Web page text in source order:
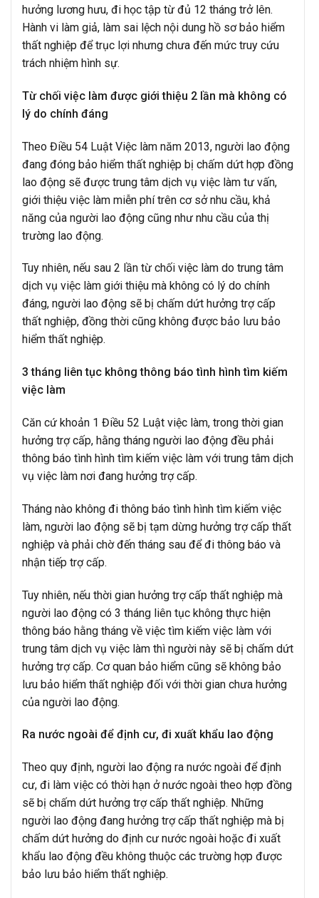
hưởng lương hưu, đi học tập từ đủ 12 tháng trở lên.
Hành vi làm giả, làm sai lệch nội dung hồ sơ bảo hiểm
thất nghiệp để trục lợi nhưng chưa đến mức truy cứu
trách nhiệm hình sự.
Từ chối việc làm được giới thiệu 2 lần mà không có
lý do chính đáng
Theo Điều 54 Luật Việc làm năm 2013, người lao động
đang đóng bảo hiểm thất nghiệp bị chấm dứt hợp đồng
lao động sẽ được trung tâm dịch vụ việc làm tư vấn,
giới thiệu việc làm miễn phí trên cơ sở nhu cầu, khả
năng của người lao động cũng như nhu cầu của thị
trường lao động.
Tuy nhiên, nếu sau 2 lần từ chối việc làm do trung tâm
dịch vụ việc làm giới thiệu mà không có lý do chính
đáng, người lao động sẽ bị chấm dứt hưởng trợ cấp
thất nghiệp, đồng thời cũng không được bảo lưu bảo
hiểm thất nghiệp.
3 tháng liên tục không thông báo tình hình tìm kiếm
việc làm
Căn cứ khoản 1 Điều 52 Luật việc làm, trong thời gian
hưởng trợ cấp, hằng tháng người lao động đều phải
thông báo tình hình tìm kiếm việc làm với trung tâm dịch
vụ việc làm nơi đang hưởng trợ cấp.
Tháng nào không đi thông báo tình hình tìm kiếm việc
làm, người lao động sẽ bị tạm dừng hưởng trợ cấp thất
nghiệp và phải chờ đến tháng sau để đi thông báo và
nhận tiếp trợ cấp.
Tuy nhiên, nếu thời gian hưởng trợ cấp thất nghiệp mà
người lao động có 3 tháng liên tục không thực hiện
thông báo hằng tháng về việc tìm kiếm việc làm với
trung tâm dịch vụ việc làm thì người này sẽ bị chấm dứt
hưởng trợ cấp. Cơ quan bảo hiểm cũng sẽ không bảo
lưu bảo hiểm thất nghiệp đối với thời gian chưa hưởng
của người lao động.
Ra nước ngoài để định cư, đi xuất khẩu lao động
Theo quy định, người lao động ra nước ngoài để định
cư, đi làm việc có thời hạn ở nước ngoài theo hợp đồng
sẽ bị chấm dứt hưởng trợ cấp thất nghiệp. Những
người lao động đang hưởng trợ cấp thất nghiệp mà bị
chấm dứt hưởng do định cư nước ngoài hoặc đi xuất
khẩu lao động đều không thuộc các trường hợp được
bảo lưu bảo hiểm thất nghiệp.